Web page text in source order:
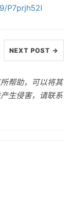
P7prjh52I
NEXT POST →
帮助，可以将其
生侵害，请联系